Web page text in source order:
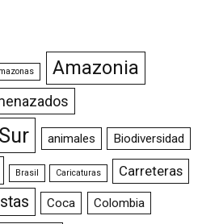
Amazonia
animales Biodiversidad
Brasil Caricaturas Carreteras
Coca Colombia